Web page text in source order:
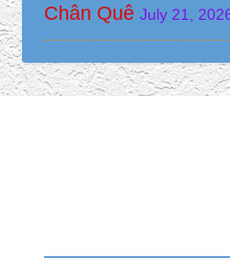
Chân Quê July 21,